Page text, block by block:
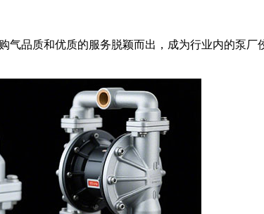
气品质和优质的服务脱颖而出，成为行业内的泵